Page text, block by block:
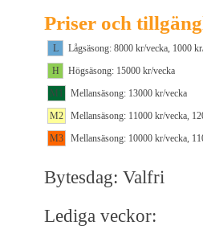
Priser och
L
Lågsäsong: 8000 kr/vecka, 1000
H
Högsäsong: 15000 kr/vecka
M1
Mellansäsong: 13000 kr/vecka
M2
Mellansäsong: 11000 kr/vecka,
M3
Mellansäsong: 10000 kr/vecka,
Bytesdag: Valfri
Lediga veckor: